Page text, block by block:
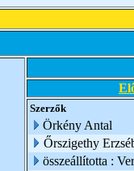
Szerzők
Örkény Antal
Őrszigethy
összeállította :